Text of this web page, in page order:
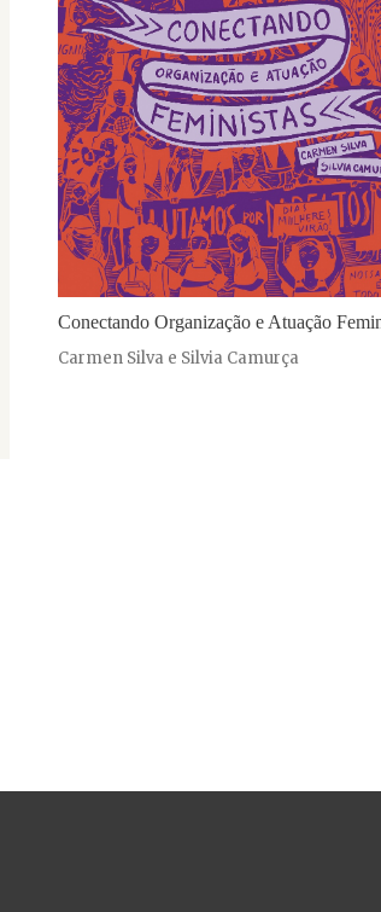
Conectando Organização e Atuação
Carmen Silva e Silvia Camurça